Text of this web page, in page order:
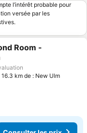
l’intérêt probable pour
versée par les
mes favoris
Room -
prix
16.3 km de : New Ulm